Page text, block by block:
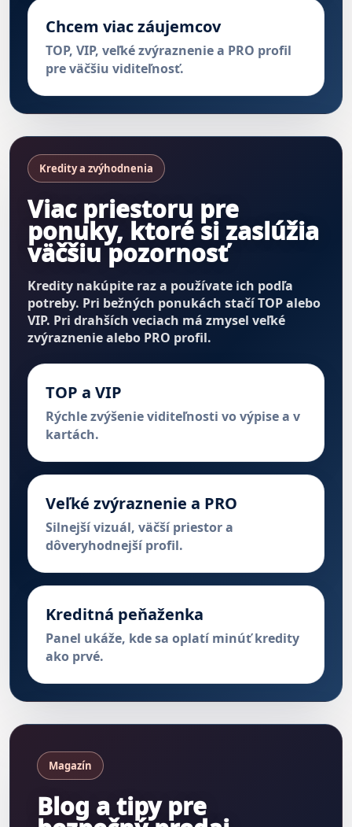
Chcem viac záujemcov
TOP, VIP, veľké zvýraznenie a PRO profil
pre väčšiu viditeľnosť.
Kredity a zvýhodnenia
Viac priestoru pre
ponuky, ktoré si zaslúžia
väčšiu pozornosť
Kredity nakúpite raz a používate ich podľa
potreby. Pri bežných ponukách stačí TOP alebo
VIP. Pri drahších veciach má zmysel veľké
zvýraznenie alebo PRO profil.
TOP a VIP
Rýchle zvýšenie viditeľnosti vo výpise a v
kartách.
Veľké zvýraznenie a PRO
Silnejší vizuál, väčší priestor a
dôveryhodnejší profil.
Kreditná peňaženka
Panel ukáže, kde sa oplatí minúť kredity
ako prvé.
Magazín
Blog a tipy pre